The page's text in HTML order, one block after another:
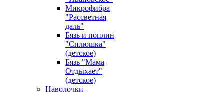
Микрофибра
"Рассветная
даль"
Бязь и поплин
"Сплюшка"
(детское)
Бязь "Мама
Отдыхает"
(детское)
Наволочки